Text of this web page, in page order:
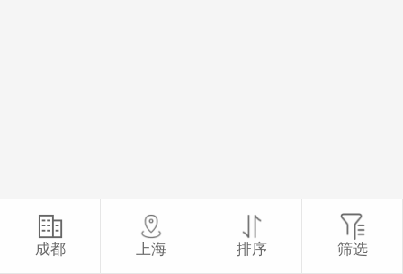
成都 上海 排序 筛选